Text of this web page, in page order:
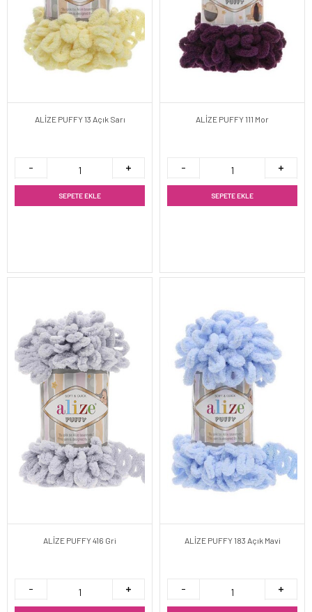
ALİZE PUFFY 13 Açık Sarı
SEPETE EKLE
ALİZE PUFFY 111 Mor
SEPETE EKLE
ALİZE PUFFY 416 Gri ALİZE PUFFY 183 Açık Mavi